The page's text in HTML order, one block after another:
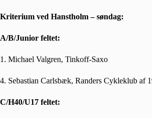
Kriterium ved Hanstholm – søndag:
A/B/Junior feltet:
1. Michael Valgren, Tinkoff-Saxo
4. Sebastian Carlsbæk, Randers Cykleklub af
C/H40/U17 feltet: